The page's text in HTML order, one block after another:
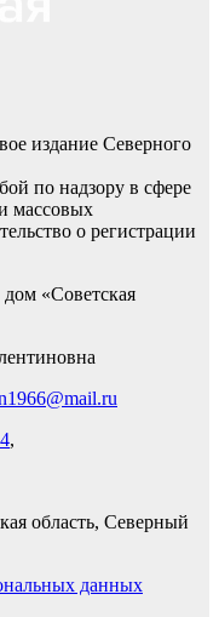
издание Северного
по надзору в сфере
массовых
о регистрации
«Советская
,
область, Северный
данных